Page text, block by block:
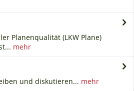
Planenqualität (LKW Plane)
mehr
und diskutieren... mehr